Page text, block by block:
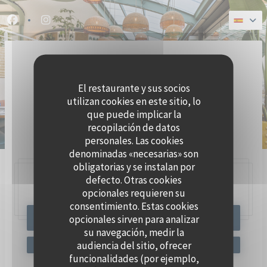
Personalización de sus opciones de cookies
El restaurante y sus socios
utilizan cookies en este sitio, lo
que puede implicar la
recopilación de datos
personales. Las cookies
denominadas «necesarias» son
obligatorias y se instalan por
defecto. Otras cookies
opcionales requieren su
consentimiento. Estas cookies
opcionales sirven para analizar
su navegación, medir la
audiencia del sitio, ofrecer
funcionalidades (por ejemplo,
Facebook ((abre en una nueva ventana))
Instagram ((abre en una nueva ventana))
BRASSERIE SEAFOOD
47, Quai Charles Pasqua,92300 Levallois-Perret
RESERVAR UNA MESA